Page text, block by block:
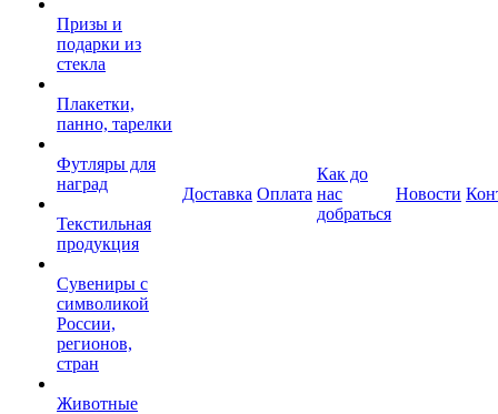
Призы и
подарки из
стекла
Плакетки,
панно, тарелки
Футляры для
наград
Текстильная
продукция
Сувениры с
символикой
России,
регионов,
стран
Животные
Доставка Оплата
Как до
нас
добраться
Новости